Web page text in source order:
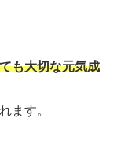
も大切な元気成
ます。